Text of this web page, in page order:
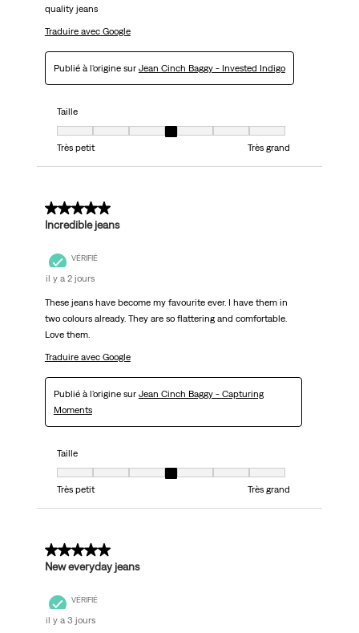
quality jeans
Traduire avec Google
Publié à l'origine sur Jean Cinch Baggy - Invested Indigo
Taille
Taille, 4 sur 7, où 1 est égal à Très petit et 7 est égal à Très grand
Très petit
Très grand
5 sur 5 étoiles.
Incredible jeans
VÉRIFIÉ
il y a 2 jours
These jeans have become my favourite ever. I have them in
two colours already. They are so flattering and comfortable.
Love them.
Traduire avec Google
Publié à l'origine sur Jean Cinch Baggy - Capturing
Moments
Taille
Taille, 4 sur 7, où 1 est égal à Très petit et 7 est égal à Très grand
Très petit
Très grand
5 sur 5 étoiles.
New everyday jeans
VÉRIFIÉ
il y a 3 jours